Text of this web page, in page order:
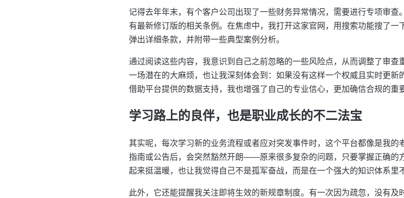
记得去年年末，有个客户公司出现了一些财务异常情况，需要进行专项审查
有最新修订版的相关条例。在焦虑中，我打开这家官网，用搜索功能搜了一
弹出详细条款，并附带一些典型案例分析。
通过阅读这些内容，我意识到自己之前忽略的一些风险点，从而调整了审查
一场潜在的大麻烦，也让我深刻体会到：如果没有这样一个权威且实时更新
借助平台提供的数据支持，我也增强了自己的专业信心，更加确信合规的重
学习路上的良伴，也是职业成长的不二法宝
其实呢，每次学习新的业务流程或者应对突发事件时，这个平台都像是我的
指南或公告后，会突然豁然开朗——原来很多复杂的问题，只要掌握正确的
起来挺温暖，也让我觉得自己不是孤军奋战，而是在一个强大的知识体系里
此外，它还能提醒我关注即将生效的新规章制度。有一次因为疏忽，没有